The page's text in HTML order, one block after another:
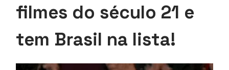
filmes do século 21 e
tem Brasil na lista!